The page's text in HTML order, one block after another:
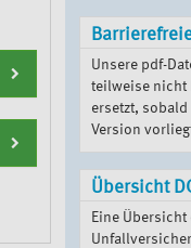
Unsere pdf-
teilweise nicht
ersetzt,
Version
Übersicht
Eine Übersicht